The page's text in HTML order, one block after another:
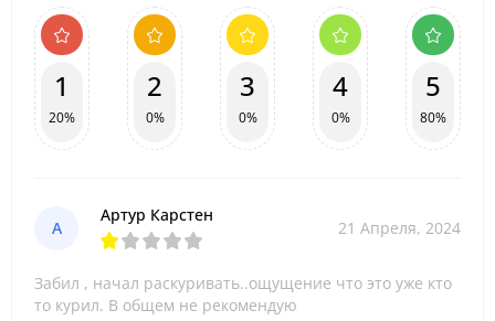
1
20%
2
0%
3
0%
4
0%
5
80%
А
Артур Карстен
21 Апреля, 2024
Забил , начал раскуривать..ощущение что это уже кто
то курил. В общем не рекомендую